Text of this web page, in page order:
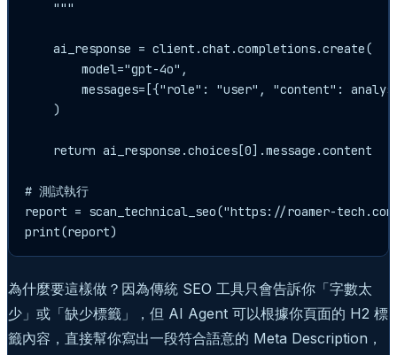
    """
    ai_response = client.chat.completions.create(
        model="gpt-4o",
messages=[{"role": "user", "content":
    )
    return ai_response.choices[0].message.content
# 測試執行
report = scan_technical_seo("https://roamer-
為什麼要這樣做？因為傳統 SEO 工具只會告訴你「字數太
少」或「缺少標籤」，但 AI Agent 可以根據你頁面的 H2 標
籤內容，直接幫你寫出一段符合語意的 Meta Description，